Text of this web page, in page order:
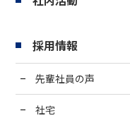
採用情報
先輩社員の声
社宅